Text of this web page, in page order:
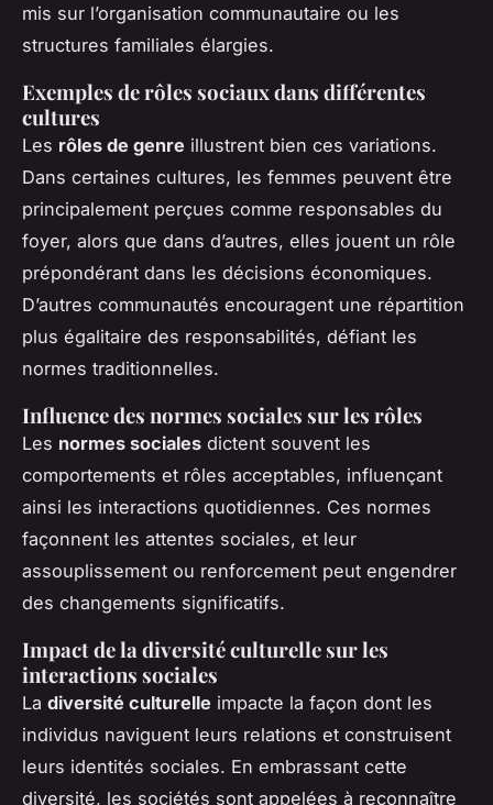
mis sur l’organisation communautaire ou les
structures familiales élargies.
Exemples de rôles sociaux dans différentes
cultures
Les rôles de genre illustrent bien ces variations.
Dans certaines cultures, les femmes peuvent être
principalement perçues comme responsables du
foyer, alors que dans d’autres, elles jouent un rôle
prépondérant dans les décisions économiques.
D’autres communautés encouragent une répartition
plus égalitaire des responsabilités, défiant les
normes traditionnelles.
Influence des normes sociales sur les rôles
Les normes sociales dictent souvent les
comportements et rôles acceptables, influençant
ainsi les interactions quotidiennes. Ces normes
façonnent les attentes sociales, et leur
assouplissement ou renforcement peut engendrer
des changements significatifs.
Impact de la diversité culturelle sur les
interactions sociales
La diversité culturelle impacte la façon dont les
individus naviguent leurs relations et construisent
leurs identités sociales. En embrassant cette
diversité, les sociétés sont appelées à reconnaître